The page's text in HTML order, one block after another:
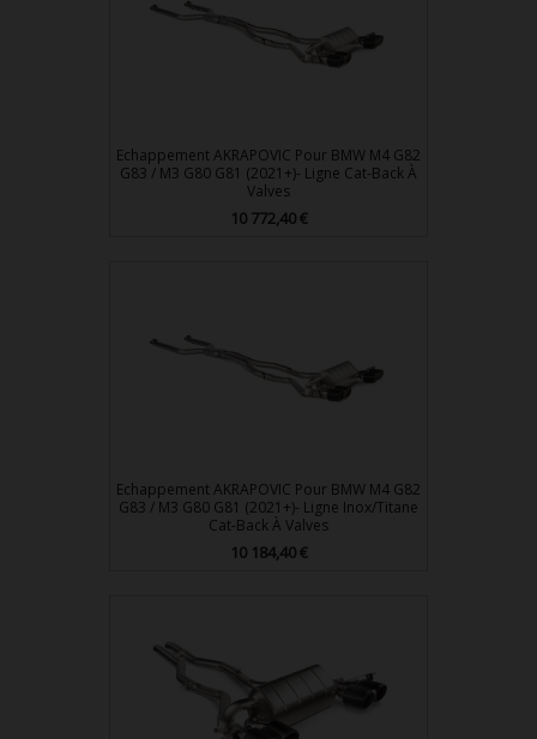
Echappement AKRAPOVIC Pour BMW M4 G82
G83 / M3 G80 G81 (2021+)- Ligne Cat-Back À
Valves
Prix
10 772,40 €
Echappement AKRAPOVIC Pour BMW M4 G82
G83 / M3 G80 G81 (2021+)- Ligne Inox/Titane
Cat-Back À Valves
Prix
10 184,40 €